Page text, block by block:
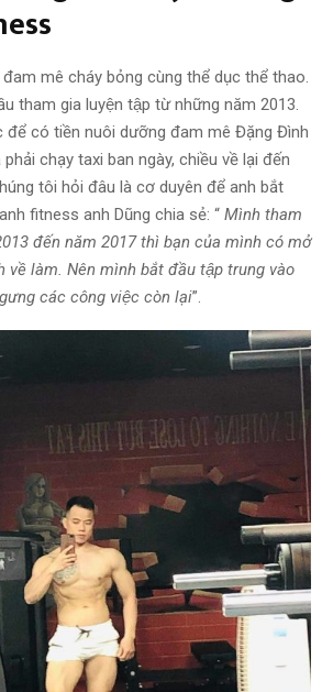
mê cháy bỏng cùng thể dục thể thao.
tham gia luyện tập từ những năm 2013.
để có tiền nuôi dưỡng đam mê Đặng Đình
chạy taxi ban ngày, chiều về lại đến
tôi hỏi đâu là cơ duyên để anh bắt
fitness anh Dũng chia sẻ: “ Mình tham
đến năm 2017 thì bạn của mình có mở
về làm. Nên mình bắt đầu tập trung vào
các công việc còn lại”.